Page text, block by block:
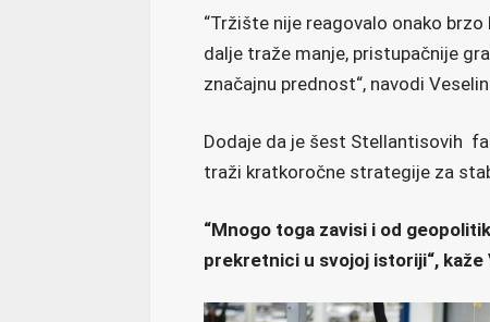
“Tržište nije reagovalo onako
dalje traže manje, pristupačnije
značajnu prednost“, navodi
Dodaje da je šest Stellantisovih
traži kratkoročne strategije za
“Mnogo toga zavisi i od
prekretnici u svojoj istoriji“, kaže